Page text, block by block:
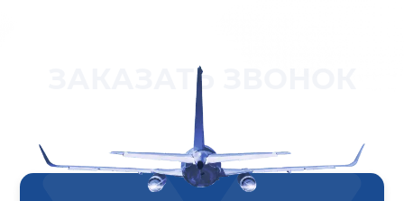
ЗАКАЗАТЬ ЗВОНОК